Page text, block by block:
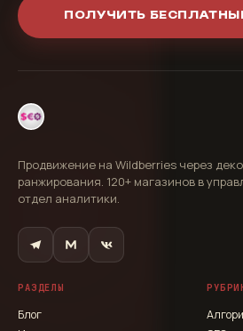
ПОЛУЧИТЬ
Продвижение на Wildberries через
ранжирования. 120+ магазинов в
отдел аналитики.
РАЗДЕЛЫ
Блог